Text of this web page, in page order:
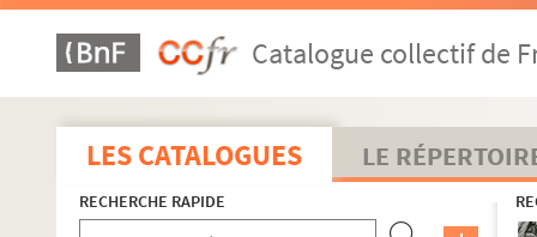
Catalogue collectif de
LES CATALOGUES LE
RECHERCHE RAPIDE
H-BIOP-9-2-15. Monseigneur Nicolaus Fiot
H-BIOP-9-2-16. Monseigneur E. Flechier
H-BIOP-9-2-17. Monseigneur G. Fletcher
H-BIOP-9-2-18. Monseigneur Forcade
H-BIOP-9-2-19. Le cardinal Foulon, archevêque de
H-BIOP-9-2-20. Monseigneur Freppel